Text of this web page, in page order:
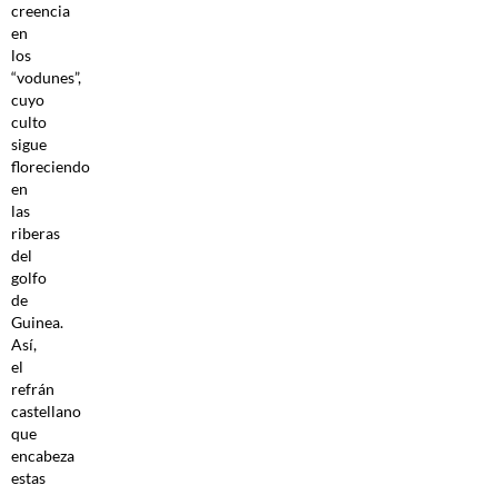
creencia
en
los
“vodunes”,
cuyo
culto
sigue
floreciendo
en
las
riberas
del
golfo
de
Guinea.
Así,
el
refrán
castellano
que
encabeza
estas